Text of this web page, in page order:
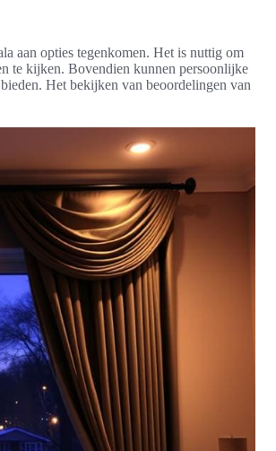
aan opties tegenkomen. Het is nuttig om
te kijken. Bovendien kunnen persoonlijke
Het bekijken van beoordelingen van